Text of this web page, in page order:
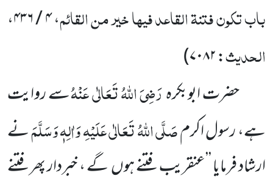
باب تکون فتنۃ القاعد فیہا خیر من القائم، ۴ / ۴۳۶،
الحدیث: ۷۰۸۲
)
حضرت ابوبکرہرَضِیَ اللّٰہُ تَعَالٰی عَنْہُسے روایت
ہے، رسول اکرمصَلَّی اللّٰہُ تَعَالٰی عَلَیْہِ وَاٰلِہٖ وَسَلَّمَنے
ارشاد فرمایا ’’عنقریب فتنے ہوںگے ، خبردار پھر فتنے